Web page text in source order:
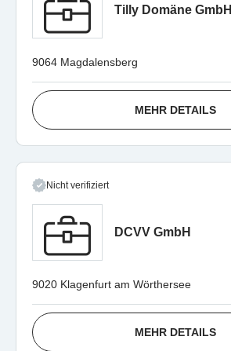
Tilly Domäne GmbH
9064 Magdalensberg
MEHR DETAILS
Nicht verifiziert
DCVV GmbH
9020 Klagenfurt am Wörthersee
MEHR DETAILS